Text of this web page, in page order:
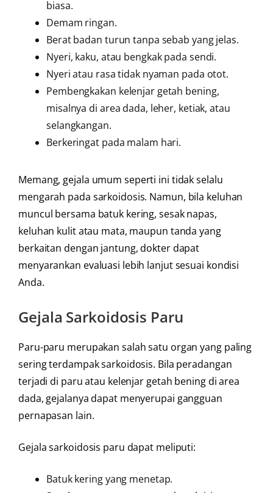
biasa.
Demam ringan.
Berat badan turun tanpa sebab yang jelas.
Nyeri, kaku, atau bengkak pada sendi.
Nyeri atau rasa tidak nyaman pada otot.
Pembengkakan kelenjar getah bening,
misalnya di area dada, leher, ketiak, atau
selangkangan.
Berkeringat pada malam hari.
Memang, gejala umum seperti ini tidak selalu
mengarah pada sarkoidosis. Namun, bila keluhan
muncul bersama batuk kering, sesak napas,
keluhan kulit atau mata, maupun tanda yang
berkaitan dengan jantung, dokter dapat
menyarankan evaluasi lebih lanjut sesuai kondisi
Anda.
Gejala Sarkoidosis Paru
Paru-paru merupakan salah satu organ yang paling
sering terdampak sarkoidosis. Bila peradangan
terjadi di paru atau kelenjar getah bening di area
dada, gejalanya dapat menyerupai gangguan
pernapasan lain.
Gejala sarkoidosis paru dapat meliputi:
Batuk kering yang menetap.